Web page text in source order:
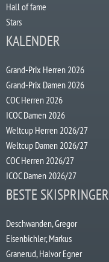
Hall of fame
Stars
KALENDER
Grand-Prix Herren 2026
Grand-Prix Damen 2026
COC Herren 2026
ICOC Damen 2026
Weltcup Herren 2026/27
Weltcup Damen 2026/27
COC Herren 2026/27
ICOC Damen 2026/27
BESTE SKISPRINGER
Deschwanden, Gregor
Eisenbichler, Markus
Granerud, Halvor Egner